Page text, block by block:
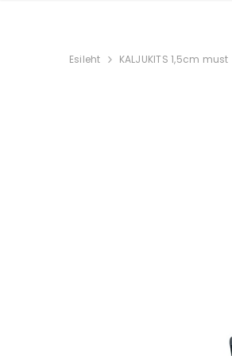
Esileht KALJUKITS 1,5cm must